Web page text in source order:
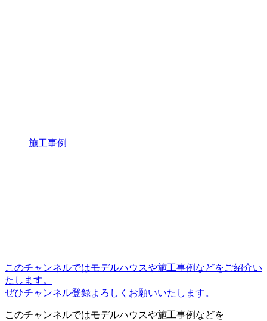
施工事例
このチャンネルではモデルハウスや施工事例などをご紹介い
たします。
ぜひチャンネル登録よろしくお願いいたします。
このチャンネルではモデルハウスや施工事例などを